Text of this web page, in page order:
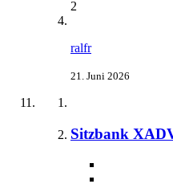
2
ralfr
21. Juni 2026
Sitzbank